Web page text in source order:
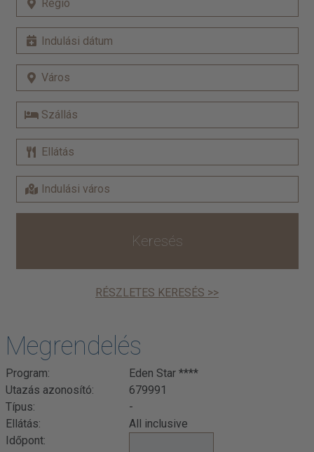
Keresés
RÉSZLETES KERESÉS >>
Megrendelés
Program:
Eden Star ****
Utazás azonosító:
679991
Típus:
-
Ellátás:
All inclusive
Időpont: